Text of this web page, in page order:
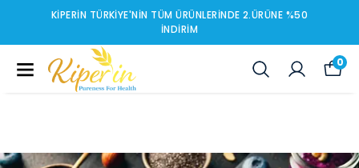
KIPERIN TÜRKIYE'NIN TÜM ÜRÜNLERINDE 2.ÜRÜNE %50
İNDIRIM
0